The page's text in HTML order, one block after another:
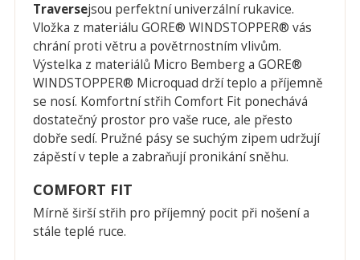
Traversejsou perfektní univerzální rukavice.
Vložka z materiálu GORE® WINDSTOPPER® vás
chrání proti větru a povětrnostním vlivům.
Výstelka z materiálů Micro Bemberg a GORE®
WINDSTOPPER® Microquad drží teplo a příjemně
se nosí. Komfortní střih Comfort Fit ponechává
dostatečný prostor pro vaše ruce, ale přesto
dobře sedí. Pružné pásy se suchým zipem udržují
zápěstí v teple a zabraňují pronikání sněhu.
COMFORT FIT
Mírně širší střih pro příjemný pocit při nošení a
stále teplé ruce.